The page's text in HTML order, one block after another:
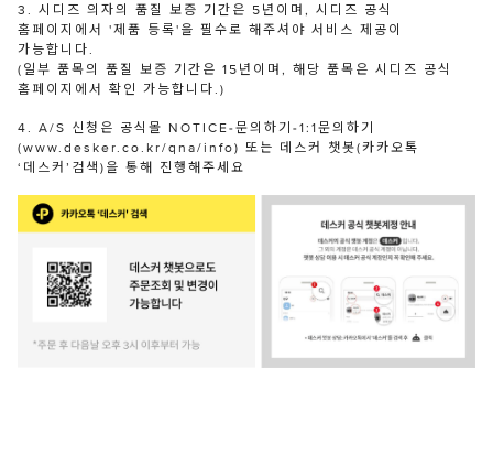
3. 시디즈 의자의 품질 보증 기간은 5년이며, 시디즈 공식
홈페이지에서 '제품 등록'을 필수로 해주셔야 서비스 제공이
가능합니다.
(일부 품목의 품질 보증 기간은 15년이며, 해당 품목은 시디즈 공식
홈페이지에서 확인 가능합니다.)
4. A/S 신청은 공식몰 NOTICE-문의하기-1:1문의하기
(www.desker.co.kr/qna/info) 또는 데스커 챗봇(카카오톡
‘데스커’검색)을 통해 진행해주세요